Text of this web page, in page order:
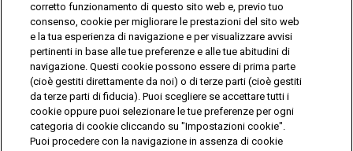
IL GIOCO È VIETATO AI MINORI E PUÒ CAUSARE
DIPENDENZA PATOLOGICA
© Copyright Sisal Italia S.p.A. - P.I. 02433760135
Privacy Cookies
Mappa
del
sito
corretto funzionamento di questo sito web e, previo tuo
consenso, cookie per migliorare le prestazioni del sito web
e la tua esperienza di navigazione e per visualizzare avvisi
pertinenti in base alle tue preferenze e alle tue abitudini di
navigazione. Questi cookie possono essere di prima parte
(cioè gestiti direttamente da noi) o di terze parti (cioè gestiti
da terze parti di fiducia). Puoi scegliere se accettare tutti i
cookie oppure puoi selezionare le tue preferenze per ogni
categoria di cookie cliccando su "Impostazioni cookie".
Puoi procedere con la navigazione in assenza di cookie